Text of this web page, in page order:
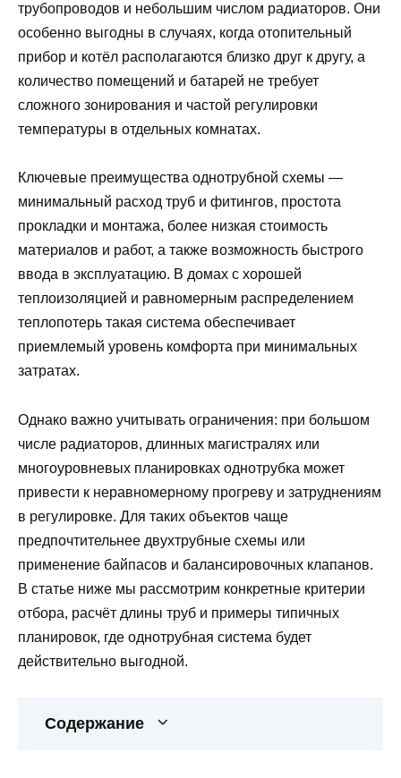
трубопроводов и небольшим числом радиаторов. Они
особенно выгодны в случаях, когда отопительный
прибор и котёл располагаются близко друг к другу, а
количество помещений и батарей не требует
сложного зонирования и частой регулировки
температуры в отдельных комнатах.
Ключевые преимущества однотрубной схемы —
минимальный расход труб и фитингов, простота
прокладки и монтажа, более низкая стоимость
материалов и работ, а также возможность быстрого
ввода в эксплуатацию. В домах с хорошей
теплоизоляцией и равномерным распределением
теплопотерь такая система обеспечивает
приемлемый уровень комфорта при минимальных
затратах.
Однако важно учитывать ограничения: при большом
числе радиаторов, длинных магистралях или
многоуровневых планировках однотрубка может
привести к неравномерному прогреву и затруднениям
в регулировке. Для таких объектов чаще
предпочтительнее двухтрубные схемы или
применение байпасов и балансировочных клапанов.
В статье ниже мы рассмотрим конкретные критерии
отбора, расчёт длины труб и примеры типичных
планировок, где однотрубная система будет
действительно выгодной.
Содержание